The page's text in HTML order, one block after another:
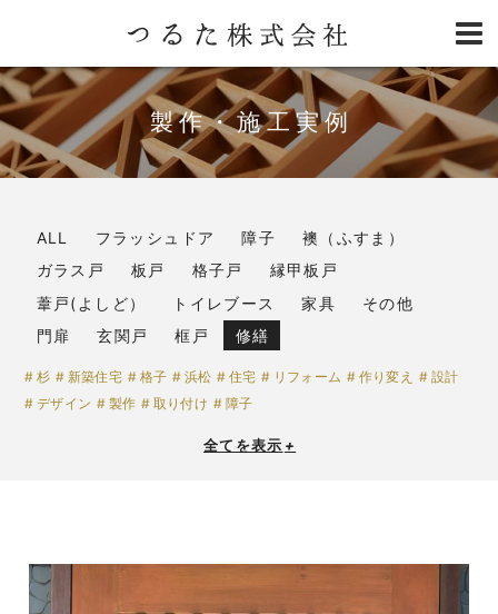
製作・施工実例
ALL フラッシュドア 障子
襖（ふすま）
ガラス戸
板戸 格子戸
縁甲板戸
葦戸(よしど）
トイレブース 家具
その他
門扉
玄関戸 框戸 修繕
杉 新築住宅 格子 浜松 住宅 リフォーム 作り変え
設計
デザイン
製作 取り付け 障子
全てを表示 +